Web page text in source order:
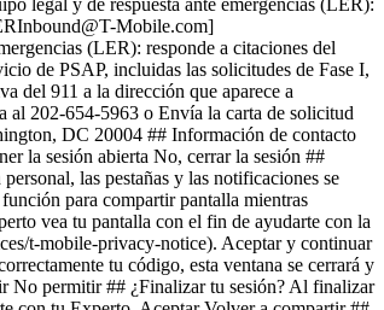
y de respuesta ante emergencias (LER):
Mobile.com]
(LER): responde a citaciones del
de PSAP, incluidas las solicitudes de Fase I,
del 911 a la dirección que aparece a
al 202-654-5963 o Envía la carta de solicitud
DC 20004 ## Información de contacto
la sesión abierta No, cerrar la sesión ##
las pestañas y las notificaciones se
para compartir pantalla mientras
vea tu pantalla con el fin de ayudarte con la
t-mobile-privacy-notice). Aceptar y continuar
tu código, esta ventana se cerrará y
No permitir ## ¿Finalizar tu sesión? Al finalizar